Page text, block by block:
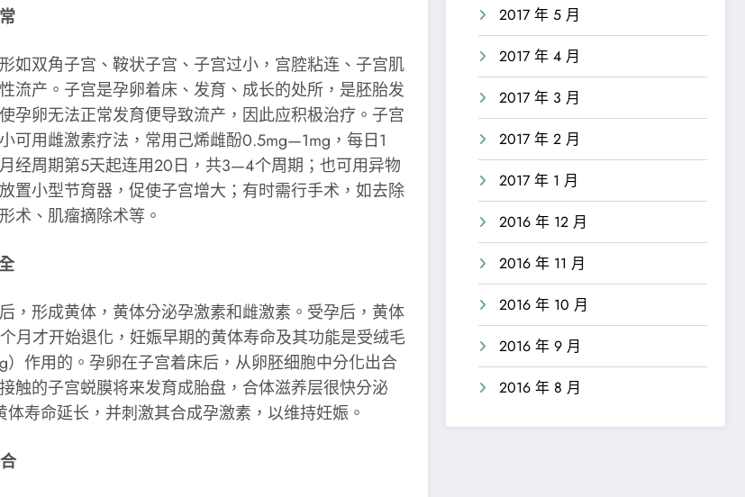
双角子宫、鞍状子宫、子宫过小，宫腔粘连、子宫肌
流产。子宫是孕卵着床、发育、成长的处所，是胚胎发
孕卵无法正常发育便导致流产，因此应积极治疗。子宫
可用雌激素疗法，常用己烯雌酚0.5mg—1mg，每日1
经周期第5天起连用20日，共3—4个周期；也可用异物
置小型节育器，促使子宫增大；有时需行手术，如去除
术、肌瘤摘除术等。
形成黄体，黄体分泌孕激素和雌激素。受孕后，黄体
月才开始退化，妊娠早期的黄体寿命及其功能是受绒毛
）作用的。孕卵在子宫着床后，从卵胚细胞中分化出合
触的子宫蜕膜将来发育成胎盘，合体滋养层很快分泌
体寿命延长，并刺激其合成孕激素，以维持妊娠。
2017 年 5 月
2017 年 4 月
2017 年 3 月
2017 年 2 月
2017 年 1 月
2016 年 12 月
2016 年 11 月
2016 年 10 月
2016 年 9 月
2016 年 8 月